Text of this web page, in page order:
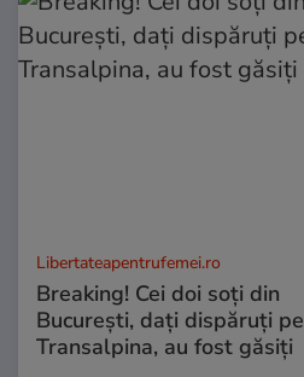
Libertateapentrufemei.ro
Breaking! Cei doi soți din
București, dați dispăruți pe
Transalpina, au fost găsiți